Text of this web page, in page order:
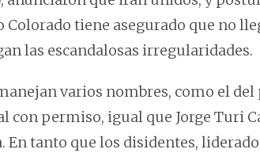
Colorado tiene asegurado que no
las escandalosas irregularidades.
varios nombres, como el del
con permiso, igual que Jorge Turi
En tanto que los disidentes,